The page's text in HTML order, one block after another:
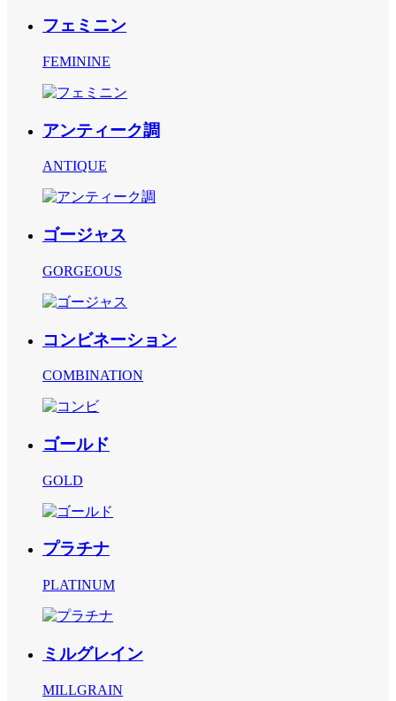
フェミニン
FEMININE
アンティーク調
ANTIQUE
ゴージャス
GORGEOUS
コンビネーション
COMBINATION
ゴールド
GOLD
プラチナ
PLATINUM
ミルグレイン
MILLGRAIN